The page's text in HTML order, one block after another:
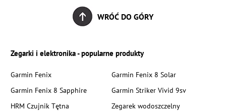
WRÓĆ DO GÓRY
Zegarki i elektronika - popularne produkty
Garmin Fenix
Garmin Fenix 8 Solar
Garmin Fenix 8 Sapphire
Garmin Striker Vivid 9sv
HRM Czujnik Tętna
Zegarek wodoszczelny